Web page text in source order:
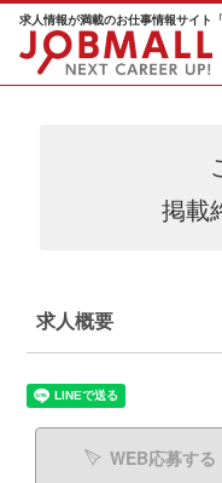
求人情報が満載のお仕事情報サイト
掲載
求人概要
WEB応募する